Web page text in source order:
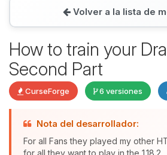
Volver a la lista de
How to train your
Second Part
CurseForge 6 versiones
Nota del desarrollador:
For all Fans they played my other
for all they want to play in the 1.18.2
Yupi, por fin alguien
hablar! Soy Choupy, tu